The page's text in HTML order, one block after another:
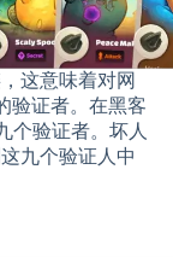
这意味着对网
验证者。在黑客
个验证者。坏人
九个验证人中